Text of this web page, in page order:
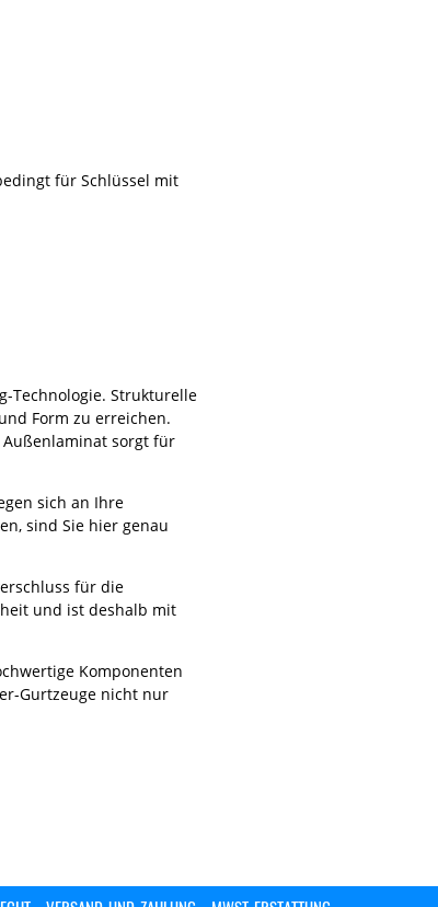
für Schlüssel mit
Technologie. Strukturelle
Form zu erreichen.
sorgt für
sich an Ihre
sind Sie hier genau
für die
und ist deshalb mit
Komponenten
Gurtzeuge nicht nur